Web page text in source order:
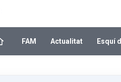
FAM Actualitat Esquí